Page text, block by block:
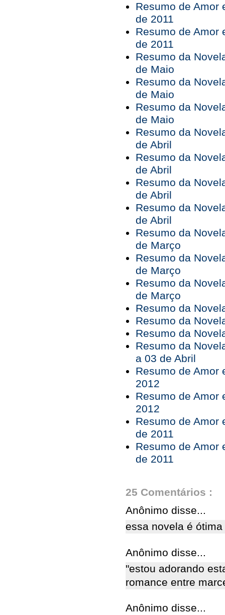
Resumo de Amor
de 2011
Resumo de Amor
de 2011
Resumo da
de Maio
Resumo da
de Maio
Resumo da
de Maio
Resumo da
de Abril
Resumo da
de Abril
Resumo da
de Abril
Resumo da
de Abril
Resumo da
de Março
Resumo da
de Março
Resumo da
de Março
Resumo da
Resumo da
Resumo da
Resumo da
a 03 de Abril
Resumo de Amor
2012
Resumo de Amor
2012
Resumo de Amor
de 2011
Resumo de Amor
de 2011
25 Comentários :
Anônimo disse...
essa novela é ótima
Anônimo disse...
"estou adorando
romance entre
Anônimo disse...